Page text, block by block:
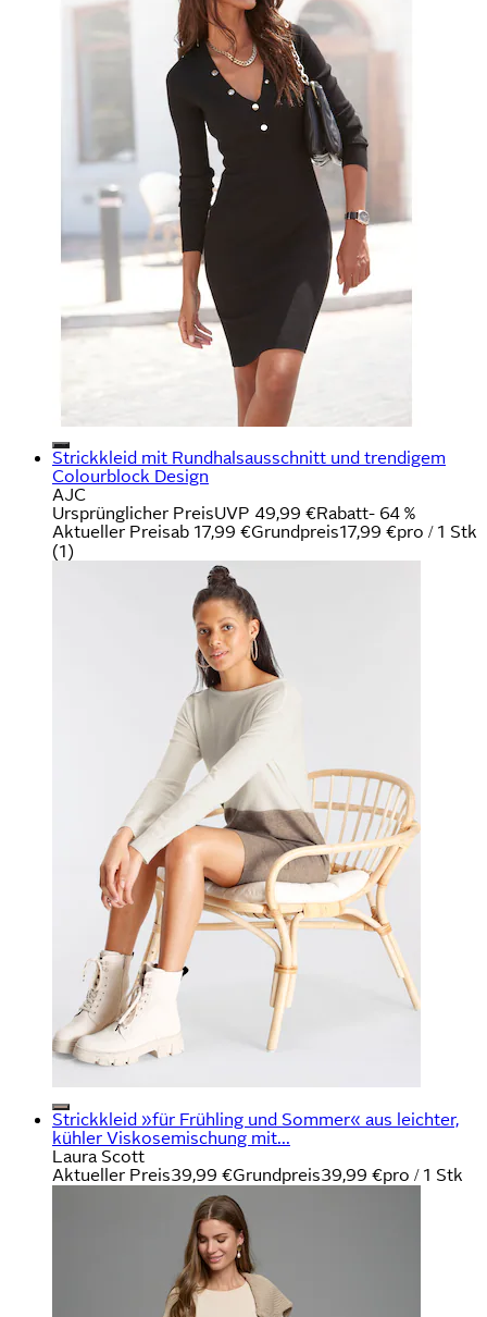
Strickkleid mit Rundhalsausschnitt und trendigem
Colourblock Design
AJC
Ursprünglicher PreisUVP 49,99 €Rabatt- 64 %
Aktueller Preisab 17,99 €Grundpreis17,99 €pro / 1 Stk
(1)
Strickkleid »für Frühling und Sommer« aus leichter,
kühler Viskosemischung mit...
Laura Scott
Aktueller Preis39,99 €Grundpreis39,99 €pro / 1 Stk